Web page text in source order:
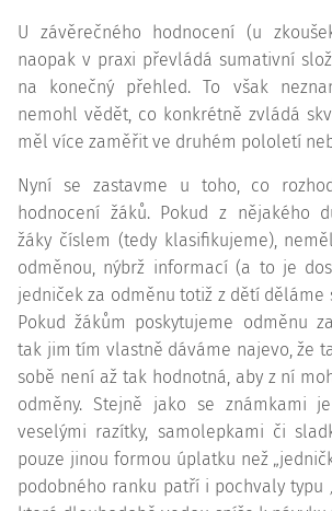
U závěrečného hodnocení (u
naopak v praxi převládá sumativní
na konečný přehled. To však
nemohl vědět, co konkrétně zvládá
měl více zaměřit ve druhém pololetí
Nyní se zastavme u toho, co
hodnocení žáků. Pokud z nějakého
žáky číslem (tedy klasifikujeme),
odměnou, nýbrž informací (a to je
jedniček za odměnu totiž z dětí děláme
Pokud žákům poskytujeme odměnu
tak jim tím vlastně dáváme najevo, že
sobě není až tak hodnotná, aby z ní
odměny. Stejně jako se známkami
veselými razítky, samolepkami či
pouze jinou formou úplatku než
podobného ranku patří i pochvaly typu